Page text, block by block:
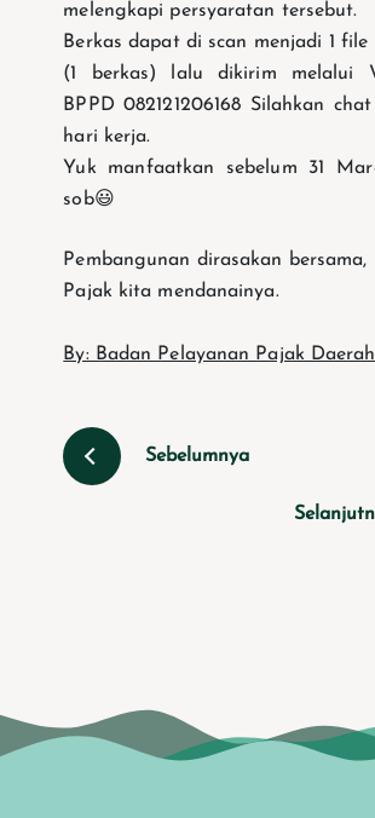
melengkapi persyaratan tersebut.
Berkas dapat di scan menjadi 1
(1 berkas) lalu dikirim melalui
BPPD 082121206168 Silahkan
hari kerja.
Yuk manfaatkan sebelum 31
sob😃
Pembangunan dirasakan bersama,
Pajak kita mendanainya.
By: Badan Pelayanan Pajak
Sebelumnya